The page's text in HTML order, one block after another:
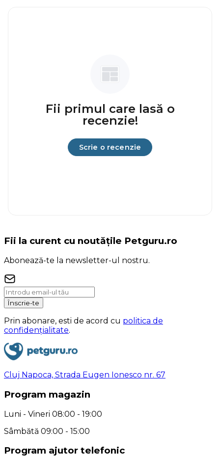
Fii primul care lasă o
recenzie!
Scrie o recenzie
Fii la curent cu noutățile Petguru.ro
Abonează-te la newsletter-ul nostru.
Înscrie-te
Prin abonare, esti de acord cu politica de
confidențialitate.
Cluj Napoca, Strada Eugen Ionesco nr. 67
Program magazin
Luni - Vineri 08:00 - 19:00
Sâmbătă 09:00 - 15:00
Program ajutor telefonic